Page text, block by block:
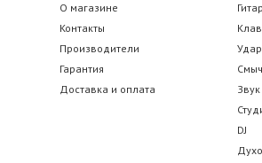
14.00 р.
Cort
О магазине
Контакты
Производители
Гарантия
Доставка и оплата
Звук
DJ